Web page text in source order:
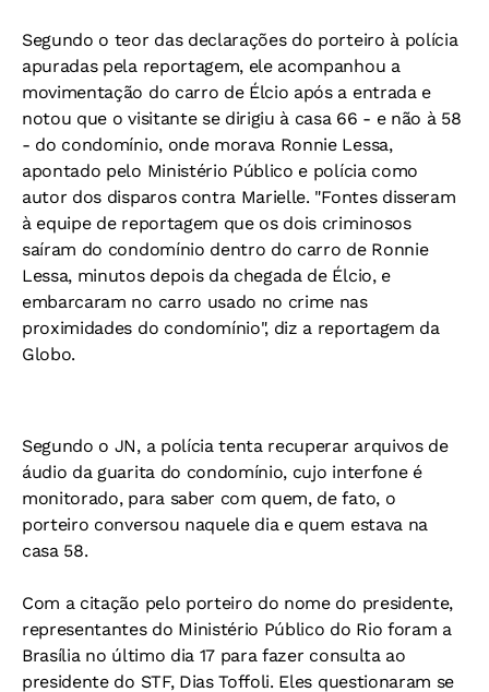
Segundo o teor das declarações do porteiro à polícia
apuradas pela reportagem, ele acompanhou a
movimentação do carro de Élcio após a entrada e
notou que o visitante se dirigiu à casa 66 - e não à 58
- do condomínio, onde morava Ronnie Lessa,
apontado pelo Ministério Público e polícia como
autor dos disparos contra Marielle. "Fontes disseram
à equipe de reportagem que os dois criminosos
saíram do condomínio dentro do carro de Ronnie
Lessa, minutos depois da chegada de Élcio, e
embarcaram no carro usado no crime nas
proximidades do condomínio", diz a reportagem da
Globo.
Segundo o JN, a polícia tenta recuperar arquivos de
áudio da guarita do condomínio, cujo interfone é
monitorado, para saber com quem, de fato, o
porteiro conversou naquele dia e quem estava na
casa 58.
Com a citação pelo porteiro do nome do presidente,
representantes do Ministério Público do Rio foram a
Brasília no último dia 17 para fazer consulta ao
presidente do STF, Dias Toffoli. Eles questionaram se